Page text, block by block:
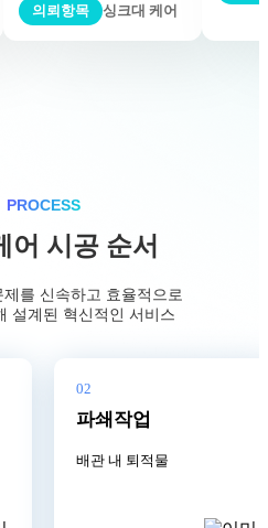
의뢰항목 싱크대 케어
PROCESS
어 시공 순서
를 신속하고 효율적으로
설계된 혁신적인 서비스
02
파쇄작업
배관 내 퇴적물